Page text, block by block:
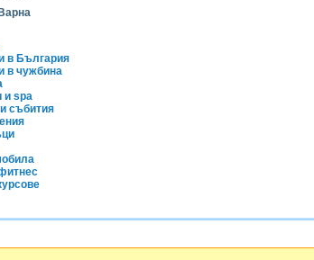
в България
в чужбина
и spa
събития